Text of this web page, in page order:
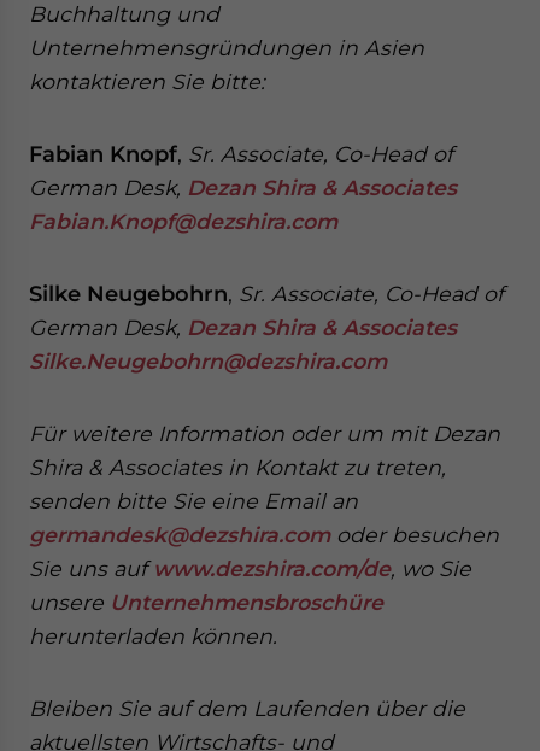
Buchhaltung und
Unternehmensgründungen in Asien
kontaktieren Sie bitte:
Fabian Knopf, Sr. Associate, Co-Head of
German Desk, Dezan Shira & Associates
Fabian.Knopf@dezshira.com
Silke Neugebohrn, Sr. Associate, Co-Head of
German Desk, Dezan Shira & Associates
Silke.Neugebohrn@dezshira.com
Für weitere Information oder um mit Dezan
Shira & Associates in Kontakt zu treten,
senden bitte Sie eine Email an
germandesk@dezshira.comoder besuchen
Sie uns aufwww.dezshira.com/de, wo Sie
unsere Unternehmensbroschüre
herunterladen können.
Bleiben Sie auf dem Laufenden über die
aktuellsten Wirtschafts- und